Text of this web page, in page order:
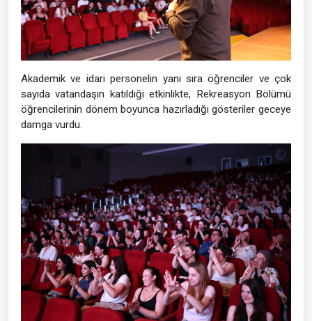
Akademik ve idari personelin yanı sıra öğrenciler ve çok
sayıda vatandaşın katıldığı etkinlikte, Rekreasyon Bölümü
öğrencilerinin dönem boyunca hazırladığı gösteriler geceye
damga vurdu.